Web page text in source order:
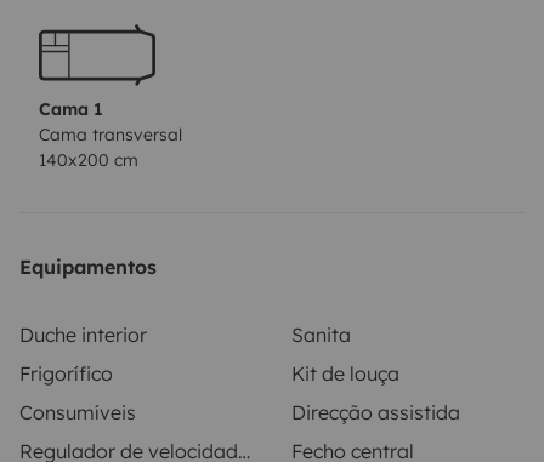
Cama 1
Cama transversal
140x200 cm
Equipamentos
Duche interior
Sanita
Frigorífico
Kit de louça
Consumíveis
Direcção assistida
Regulador de velocidade / Cruise Control
Fecho central